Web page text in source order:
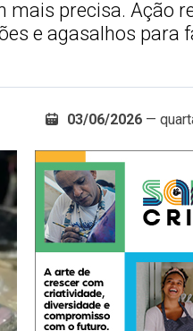
mais precisa. Ação
e agasalhos para
03/06/2026 —